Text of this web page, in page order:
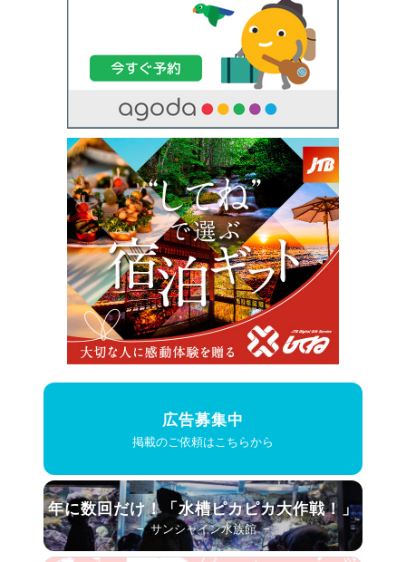
広告募集中
掲載のご依頼はこちらから
年に数回だけ！ 「水槽ピカピカ大作戦！」
− サンシャイン水族館 −